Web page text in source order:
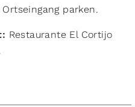
parken.
Restaurante El Cortijo